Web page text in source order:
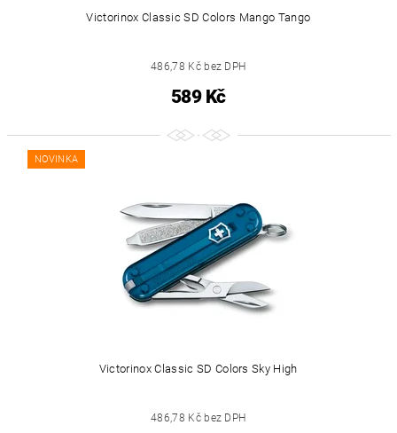
Victorinox Classic SD Colors Mango Tango
486,78 Kč bez DPH
589 Kč
NOVINKA
Victorinox Classic SD Colors Sky High
486,78 Kč bez DPH